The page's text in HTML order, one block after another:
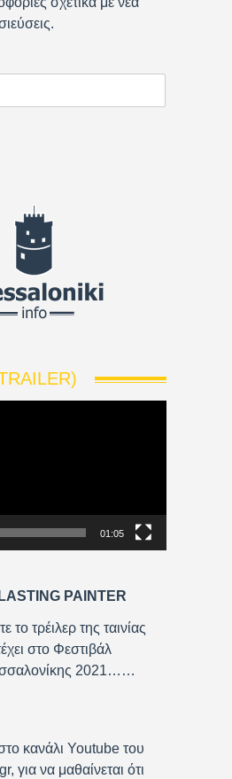
01:05
PAINTER
το τρέιλερ της ταινίας
στο Φεστιβάλ
2021……
κανάλι Youtube του
για να μαθαίνεται ότι